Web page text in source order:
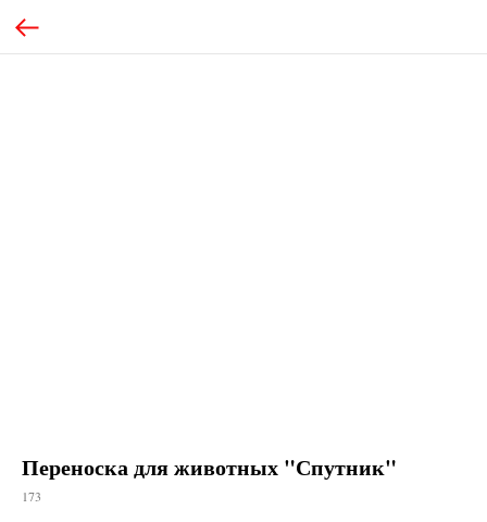
Переноска для животных "Спутник"
173